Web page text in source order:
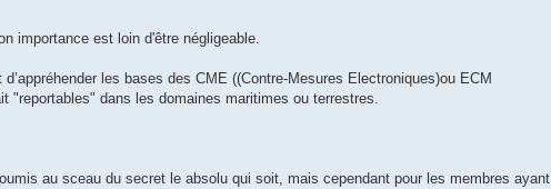
importance est loin d'être négligeable.
les bases des CME ((Contre-Mesures Electroniques)ou ECM
"reportables" dans les domaines maritimes ou terrestres.
au sceau du secret le absolu qui soit, mais cependant pour les membres ayant